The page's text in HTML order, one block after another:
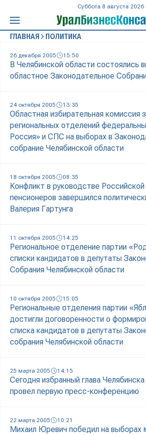
Суббота 8 августа 2026
ГЛАВНАЯ ПОЛИТИКА
26 декабря 2005 15:50
В Челябинской области состоялись
областное Законодательное
24 октября 2005 13:35
Областная избирательная комиссия
региональных отделений
Россия» и СПС на выборах в
собрание Челябинской области
18 октября 2005 08:35
Конфликт в руководстве Российской
пенсионеров завершился
Валерия Гартунга
11 октября 2005 14:25
Региональное отделение партии
списки кандидатов в депутаты
Собрания Челябинской области
10 октября 2005 15:05
Региональные отделения партии
достигли договоренности о
списка кандидатов в депутаты
собрания Челябинской области
25 марта 2005 14:15
Сегодня избранный глава
провел первую пресс-конференцию
22 марта 2005 10:21
Михаил Юревич победил на выборах